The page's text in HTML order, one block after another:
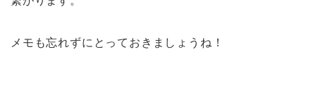
メモも忘れずにとっておきましょうね！